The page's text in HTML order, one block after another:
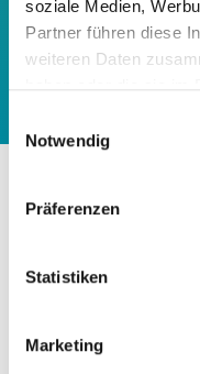
soziale Medien,
Partner führen diese
weiteren Daten
Notwendig
Präferenzen
Statistiken
Marketing
Über uns
Als Wirtschafts- und
württembergischen